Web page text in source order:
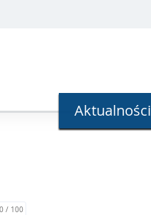
Aktualności
0 / 100